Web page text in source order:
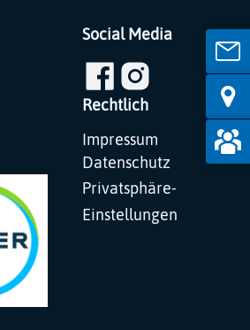
Social Media
Rechtlich
Navigation
überspringen
Impressum
Datenschutz
Privatsphäre-
Einstellungen